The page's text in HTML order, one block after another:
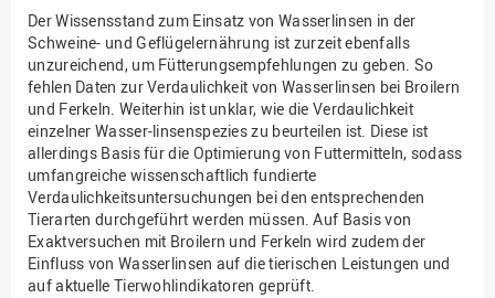
Der Wissensstand zum Einsatz von Wasserlinsen in der
Schweine- und Geflügelernährung ist zurzeit ebenfalls
unzureichend, um Fütterungsempfehlungen zu geben. So
fehlen Daten zur Verdaulichkeit von Wasserlinsen bei Broilern
und Ferkeln. Weiterhin ist unklar, wie die Verdaulichkeit
einzelner Wasser-linsenspezies zu beurteilen ist. Diese ist
allerdings Basis für die Optimierung von Futtermitteln, sodass
umfangreiche wissenschaftlich fundierte
Verdaulichkeitsuntersuchungen bei den entsprechenden
Tierarten durchgeführt werden müssen. Auf Basis von
Exaktversuchen mit Broilern und Ferkeln wird zudem der
Einfluss von Wasserlinsen auf die tierischen Leistungen und
auf aktuelle Tierwohlindikatoren geprüft.